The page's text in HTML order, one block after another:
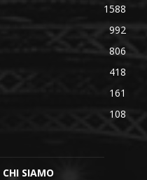
1588
992
806
418
161
108
CHI SIAMO